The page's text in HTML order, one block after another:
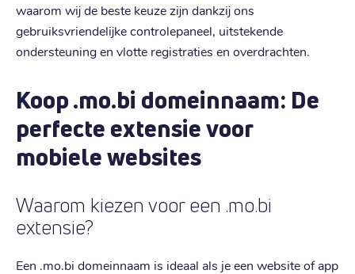
waarom wij de beste keuze zijn dankzij ons
gebruiksvriendelijke controlepaneel, uitstekende
ondersteuning en vlotte registraties en overdrachten.
Koop .mo.bi domeinnaam: De
perfecte extensie voor
mobiele websites
Waarom kiezen voor een .mo.bi
extensie?
Een .mo.bi domeinnaam is ideaal als je een website of app